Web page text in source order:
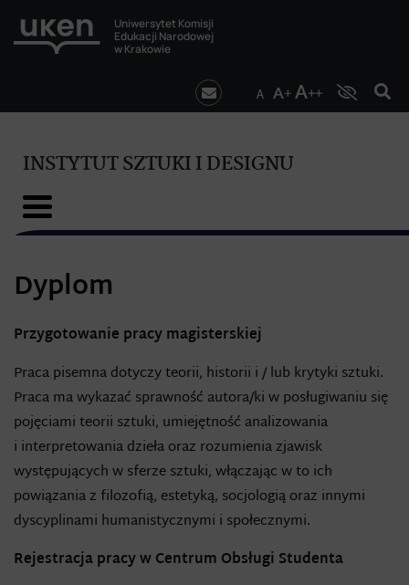
Uniwersytet Komisji
Edukacji Narodowej
w Krakowie
INSTYTUT SZTUKI I DESIGNU
Dyplom
Przygotowanie pracy magisterskiej
Praca pisemna dotyczy teorii, historii i / lub krytyki sztuki.
Praca ma wykazać sprawność autora/ki w posługiwaniu się
pojęciami teorii sztuki, umiejętność analizowania
i interpretowania dzieła oraz rozumienia zjawisk
występujących w sferze sztuki, włączając w to ich
powiązania z filozofią, estetyką, socjologią oraz innymi
dyscyplinami humanistycznymi i społecznymi.
Rejestracja pracy w Centrum Obsługi Studenta